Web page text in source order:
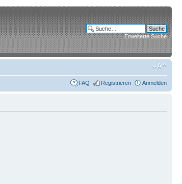
Erweiterte Suche
FAQ Registrieren Anmelden